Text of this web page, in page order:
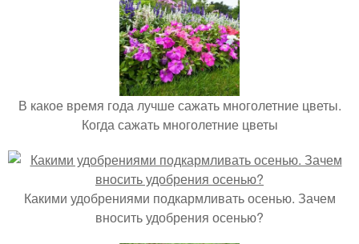
В какое время года лучше сажать многолетние цветы.
Когда сажать многолетние цветы
Какими удобрениями подкармливать осенью. Зачем
вносить удобрения осенью?